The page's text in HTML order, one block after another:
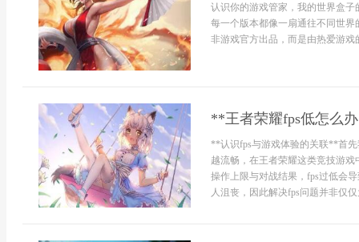
认识你的游戏管家，我的世界盒
每一个版本都像一扇通往不同世
非游戏官方出品，而是由热爱游
**王者荣耀fps低怎么
**认识fps与游戏体验的关联**首
越流畅，在王者荣耀这类竞技游
操作上限与对战结果，fps过低会
人沮丧，因此解决fps问题并非仅